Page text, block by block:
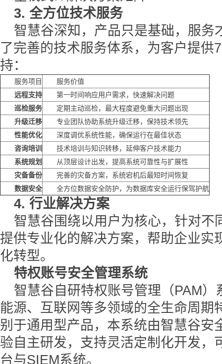
3. 全方位技术服务
智慧谷深知，产品只是基础，服务
了完善的技术服务体系，为客户提供
持：
服务项目
服务价值
远程支持
第一时间响应用户需求，快速解决问题
巡检服务
定期主动巡检，最大程度避免重大问题出现
升级迁移
专业团队协助系统升级迁移，保持技术领先
性能优化
深度调优系统性能，确保运行在最佳状态
咨询培训
技术培训与知识转移，延伸客户技术能力
系统规划
从顶层设计出发，提高系统可靠性与扩展性
灾备备份
完善的灾备方案，系统宕机后最短时间恢复
数据安全
全方位数据安全防护，为数据库安全运行保驾护航
4. 行业解决方案
智慧谷围绕以用户为核心，针对不
提供专业化的解决方案，帮助企业实
化转型。
特权账号安全管理系统
智慧谷自研特权账号管理（PAM
能源、互联网等多领域的全生命周期
别于通用型产品，本系统由智慧谷安
验自主研发，支持灵活定制化开发，
台与SIEM系统。